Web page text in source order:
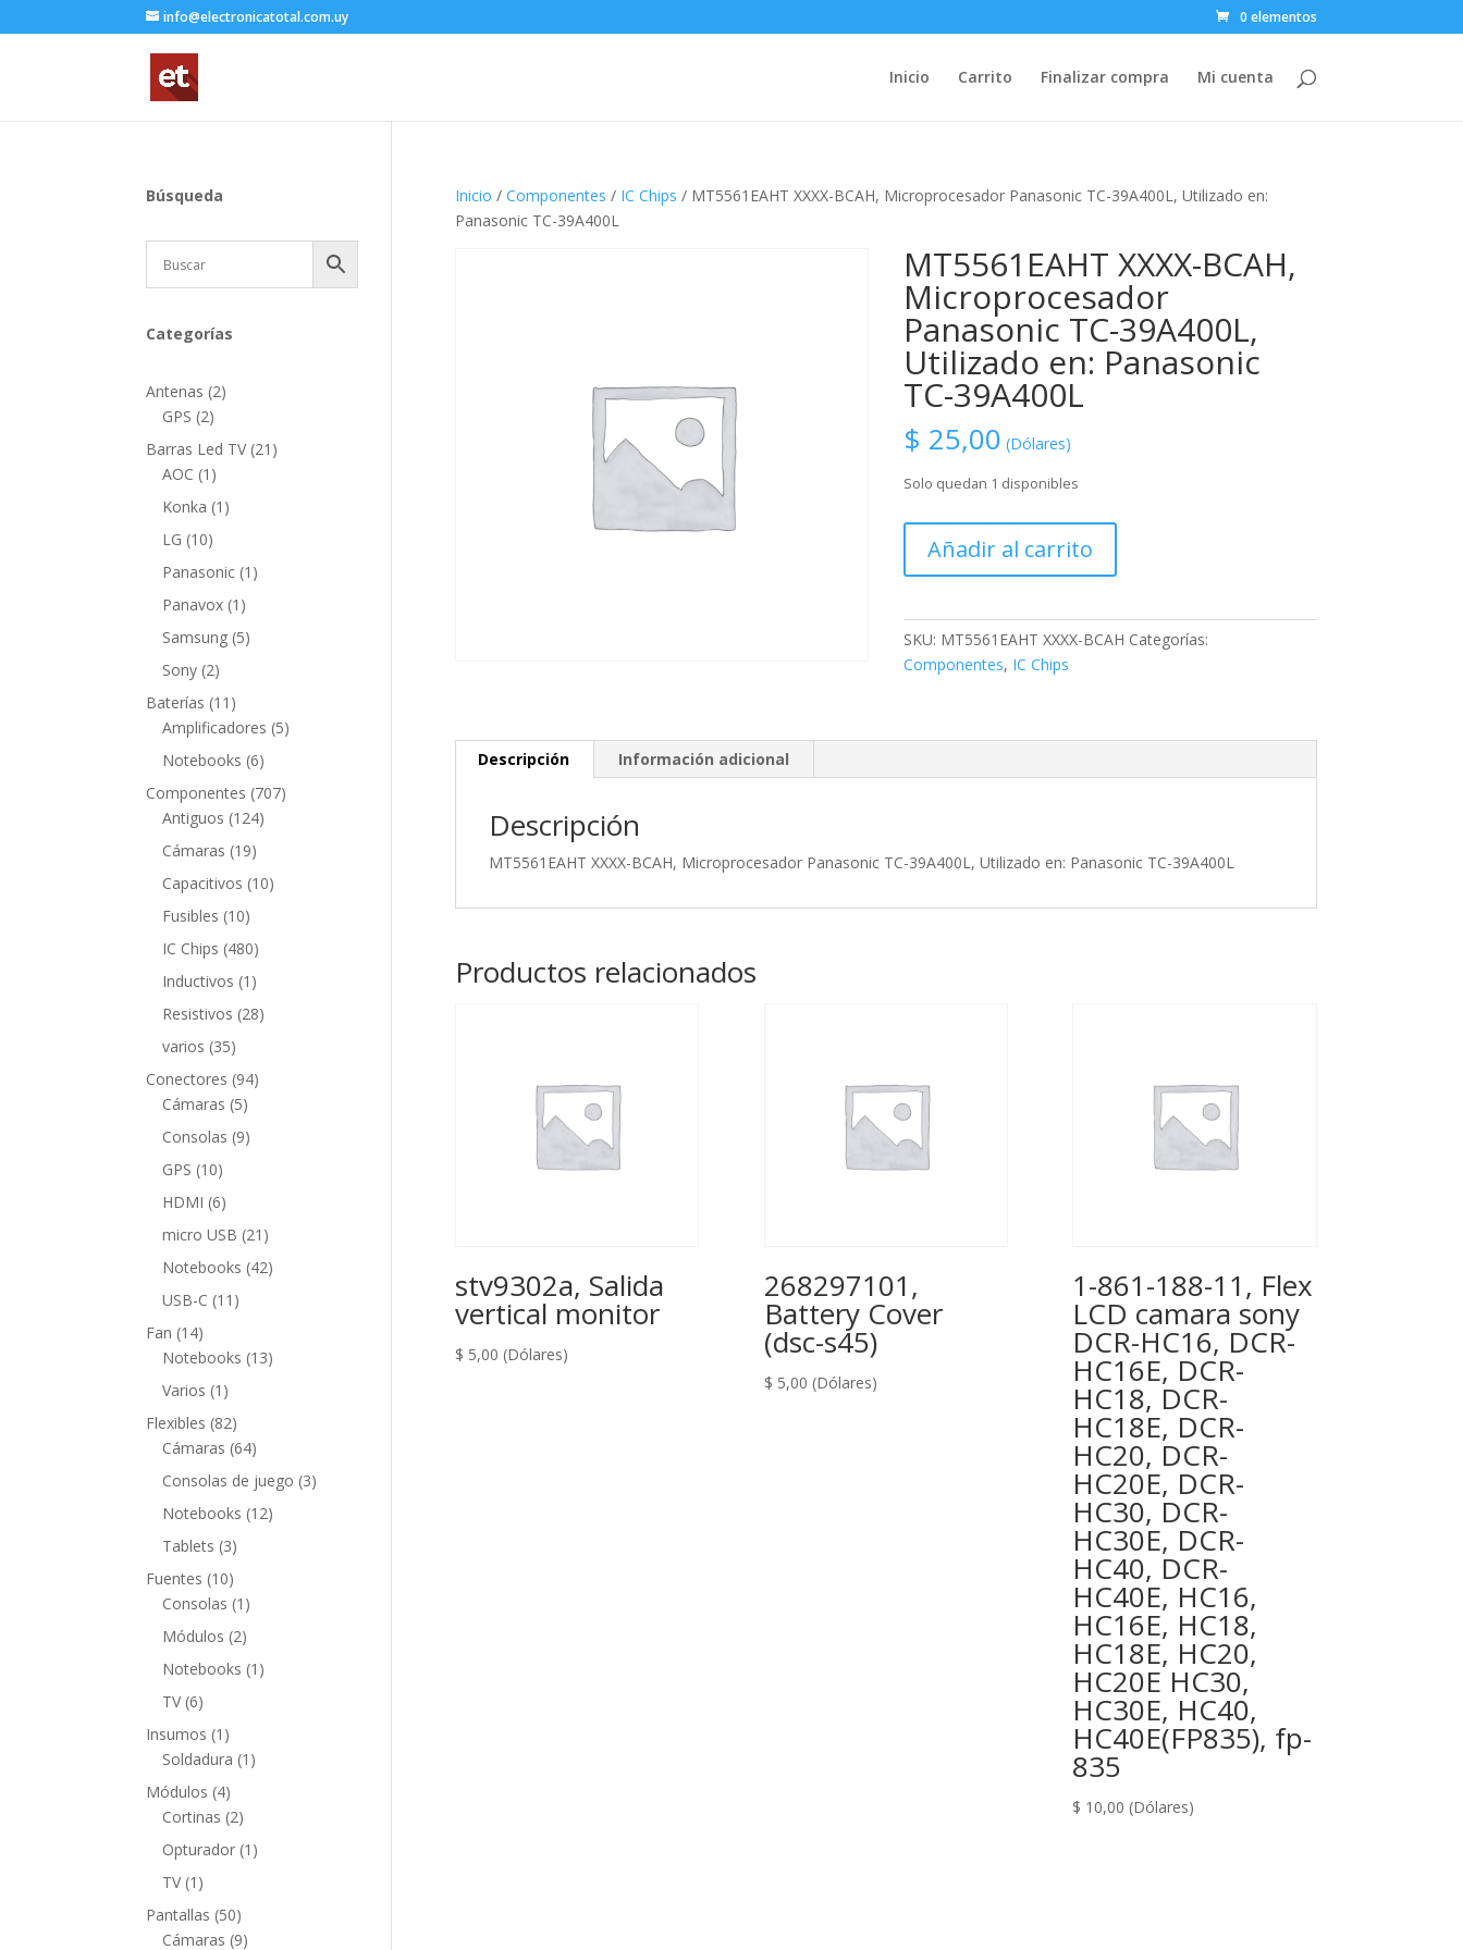
info@electronicatotal.com.uy 0 elementos
Inicio Carrito Finalizar compra Mi cuenta
Inicio / Componentes / IC Chips / MT5561EAHT XXXX-BCAH, Microprocesador Panasonic TC-39A400L, Utilizado en:
Panasonic TC-39A400L
MT5561EAHT XXXX-BCAH,
Microprocesador
Panasonic TC-39A400L,
Utilizado en: Panasonic
TC-39A400L
$ 25,00 (Dólares)
Solo quedan 1 disponibles
XXXX-
BCAH,
Panasonic
TC-
TC-
Añadir al carrito
SKU: MT5561EAHT XXXX-BCAH Categorías:
Componentes, IC Chips
Descripción Información adicional
Descripción
MT5561EAHT XXXX-BCAH, Microprocesador Panasonic TC-39A400L, Utilizado en: Panasonic TC-39A400L
Productos relacionados
stv9302a, Salida
vertical monitor
$ 5,00 (Dólares)
268297101,
Battery Cover
(dsc-s45)
$ 5,00 (Dólares)
1-861-188-11, Flex
LCD camara sony
DCR-HC16, DCR-
HC16E, DCR-
HC18, DCR-
HC18E, DCR-
HC20, DCR-
HC20E, DCR-
HC30, DCR-
HC30E, DCR-
HC40, DCR-
HC40E, HC16,
HC16E, HC18,
HC18E, HC20,
HC20E HC30,
HC30E, HC40,
HC40E(FP835), fp-
835
$ 10,00 (Dólares)
Búsqueda
Categorías
Antenas 22
GPS 22
productos
Barras Led TV 21 21
AOC 1 1
producto
Konka 1 1
LG 1010
productos
Panasonic 1 1
Panavox 1 1
producto
Samsung 55
Sony 22
productos
Baterías 11 11
productos
Amplificadores 55
Notebooks 66
productos
Componentes 707707
Antiguos 124124
Cámaras 1919
productos
Capacitivos 1010
Fusibles 1010
productos
IC Chips 480480
productos
Inductivos 1 1
producto
Resistivos 2828
varios 3535
productos
Conectores 9494
Cámaras 55
productos
Consolas 99
GPS 1010
productos
HDMI 66
productos
micro USB 21 21
productos
Notebooks 4242
USB-C 11 11
Fan 1414
productos
Notebooks 1313
Varios 1 1
producto
Flexibles 8282
productos
Cámaras 6464
productos
Consolas de juego 33
Notebooks 1212
Tablets 33
productos
Fuentes 1010
productos
Consolas 1 1
producto
Módulos 22
productos
Notebooks 1 1
TV 66
productos
Insumos 1 1
producto
Soldadura 1 1
Módulos 44
productos
Cortinas 22
productos
Opturador 1 1
TV 1 1
producto
Pantallas 5050
productos
Cámaras 99